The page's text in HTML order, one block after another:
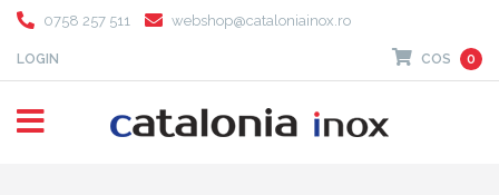
0758 257 511 webshop@cataloniainox.ro
LOGIN COS 0